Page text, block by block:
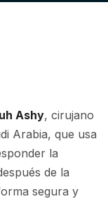
Ashy, cirujano
Arabia, que usa
la
de la
segura y